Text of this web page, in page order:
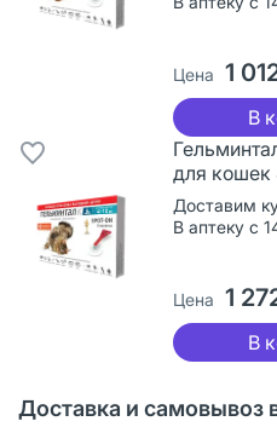
Цена 1
В
для кошек
Доставим
В аптеку с
Цена 1
В
Доставка и самовывоз